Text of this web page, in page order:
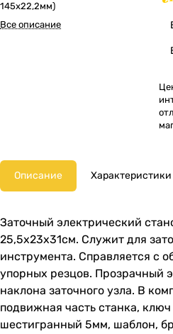
145х22,2мм)
Все описание
Описание Характеристики
Заточный электрический
25,5x23x31см. Служит для
инструмента. Справляется с
упорных резцов. Прозрачный
наклона заточного узла. В
подвижная часть станка,
шестигранный 5мм, шаблон,